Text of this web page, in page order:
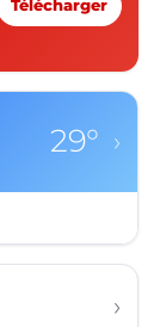
Télécharger
29° ›
›